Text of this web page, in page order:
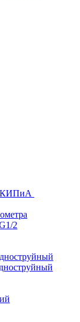
КИПиА
2